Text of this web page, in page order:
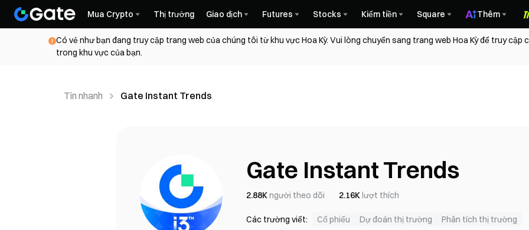
Mua Crypto Thị trường Giao dịch Futures Stocks Kiếm tiền Square Thêm
Có vẻ như bạn đang truy cập trang web của chúng tôi từ khu vực Hoa Kỳ. Vui lòng chuyển sang trang web Hoa Kỳ để truy cập
trong khu vực của bạn.
Tin nhanh Gate Instant Trends
Gate Instant Trends
2.88Kngười theo dõi 2.16Klượt thích
Các trường viết: Cổ phiếu Dự đoán thị trường Phân tích thị trường